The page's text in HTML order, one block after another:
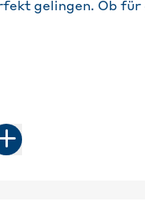
gelingen. Ob